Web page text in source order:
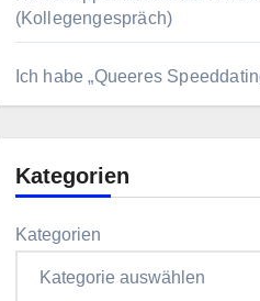
(Kollegengespräch)
Ich habe „Queeres
Kategorien
Kategorien